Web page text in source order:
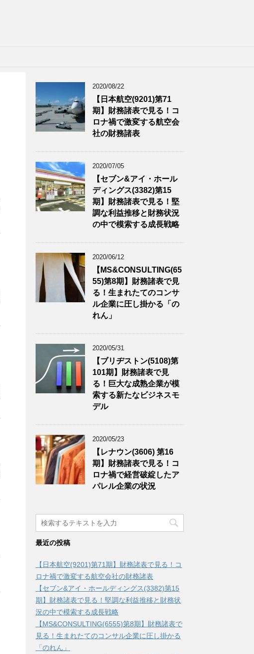
2020/08/22
【日本航空(9201)第71
期】財務諸表で見る！コ
ロナ禍で激変する航空会
社の財務諸表
2020/07/05
【セブン&アイ・ホール
ディングス(3382)第15
期】財務諸表で見る！堅
調な利益推移と財務状況
の中で模索する成長戦略
2020/06/12
【MS&CONSULTING(65
55)第8期】財務諸表で見
る！生まれたてのコンサ
ル企業に圧し掛かる「の
れん」
2020/05/31
【ブリヂストン(5108)第
101期】財務諸表で見
る！巨大な成熟企業が模
索する新たなビジネスモ
デル
2020/05/23
【レナウン(3606) 第16
期】財務諸表で見る！コ
ロナ禍で経営破綻したア
パレル企業の状況
最近の投稿
【日本航空(9201)第71期】財務諸表で見る！コ
ロナ禍で激変する航空会社の財務諸表
【セブン&アイ・ホールディングス(3382)第15
期】財務諸表で見る！堅調な利益推移と財務状
況の中で模索する成長戦略
【MS&CONSULTING(6555)第8期】財務諸表で
見る！生まれたてのコンサル企業に圧し掛かる
「のれん」